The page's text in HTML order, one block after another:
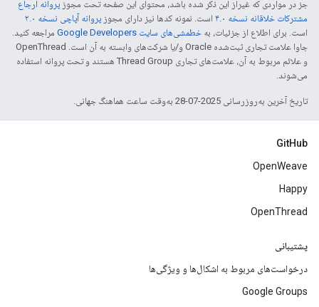
جز در مواردی که غیراز این ذکر شده باشد، محتوای این صفحه تحت مجوز پروانه ارجاع
مشترکات خلاقانه نسخه ۴.۰
است. نمونه کدها نیز دارای مجوز پروانه آپاچی نسخه ۲.۰
است. برای اطلاع از جزئیات، به خطمشی‌های سایت Google Developers‏
مراجعه کنید.
جاوا علامت تجاری ثبت‌شده Oracle و/یا شرکت‌های وابسته به آن است. ‫OpenThread
و علائم مربوط به آن، علامت‌های تجاری Thread Group هستند و تحت پروانه استفاده
می‌شوند.
تاریخ آخرین به‌روزرسانی 2025-07-28 به‌وقت ساعت هماهنگ جهانی.
GitHub
OpenWeave
Happy
OpenThread
پشتیبانی
درخواست‌های مربوط به اشکال‌ها و ویژگی‌ها
Google Groups